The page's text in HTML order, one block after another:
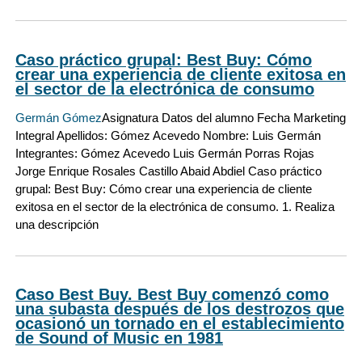
Caso práctico grupal: Best Buy: Cómo
crear una experiencia de cliente exitosa en
el sector de la electrónica de consumo
Germán GómezAsignatura Datos del alumno Fecha Marketing
Integral Apellidos: Gómez Acevedo Nombre: Luis Germán
Integrantes: Gómez Acevedo Luis Germán Porras Rojas
Jorge Enrique Rosales Castillo Abaid Abdiel Caso práctico
grupal: Best Buy: Cómo crear una experiencia de cliente
exitosa en el sector de la electrónica de consumo. 1. Realiza
una descripción
Caso Best Buy. Best Buy comenzó como
una subasta después de los destrozos que
ocasionó un tornado en el establecimiento
de Sound of Music en 1981